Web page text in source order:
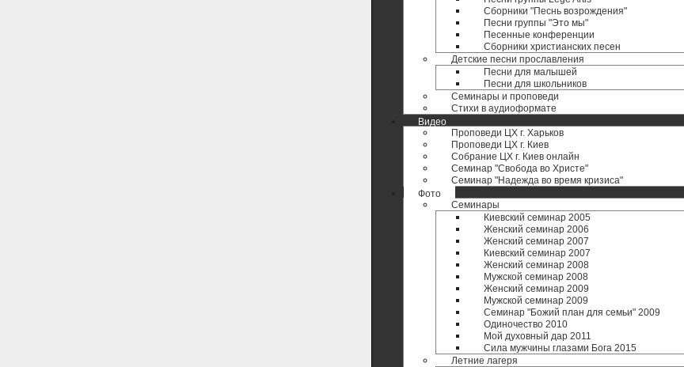
Сборники "Песнь возрождения"
Песни группы "Это мы"
Песенные конференции
Сборники христианских песен
Детские песни прославления
Песни для малышей
Песни для школьников
Семинары и проповеди
Стихи в аудиоформате
Видео
Проповеди ЦХ г. Харьков
Проповеди ЦХ г. Киев
Собрание ЦХ г. Киев онлайн
Семинар "Свобода во Христе"
Семинар "Надежда во время кризиса"
Фото
Семинары
Киевский семинар 2005
Женский семинар 2006
Женский семинар 2007
Киевский семинар 2007
Женский семинар 2008
Мужской семинар 2008
Женский семинар 2009
Мужской семинар 2009
Семинар "Божий план для семьи" 2009
Одиночество 2010
Мой духовный дар 2011
Сила мужчины глазами Бога 2015
Летние лагеря